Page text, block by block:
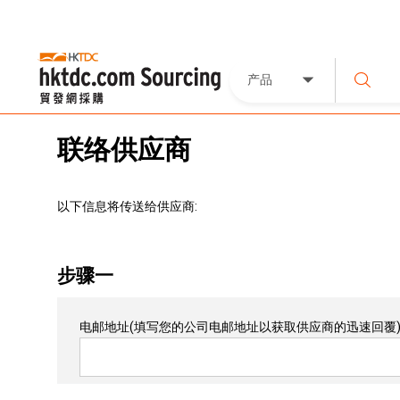
产品
联络供应商
以下信息将传送给供应商:
步骤一
电邮地址(填写您的公司电邮地址以获取供应商的迅速回覆)